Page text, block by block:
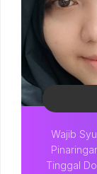
Wajib
Tinggal